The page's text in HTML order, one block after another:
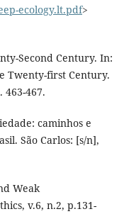
ecology.lt.pdf>
Second Century. In:
Twenty-first Century.
463-467.
caminhos e
São Carlos: [s/n],
Weak
v.6, n.2, p.131-